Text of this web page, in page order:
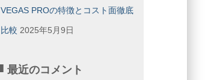
VEGAS PROの特徴とコスト面徹底
比較 2025年5月9日
最近のコメント